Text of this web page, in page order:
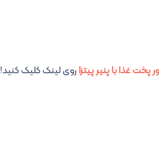
پخت غذا با پنیر پیتزا روی لینک کلیک کنید!